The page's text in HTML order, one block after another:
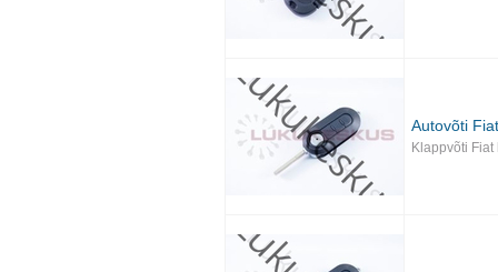
Autovõti Fiat
Klappvõti